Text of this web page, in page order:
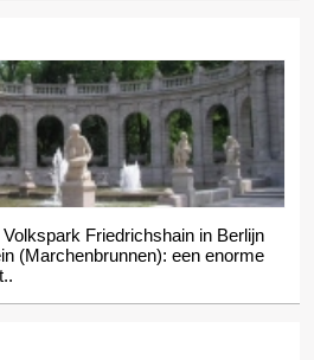
Friedrichshain in Berlijn
(Marchenbrunnen): een enorme